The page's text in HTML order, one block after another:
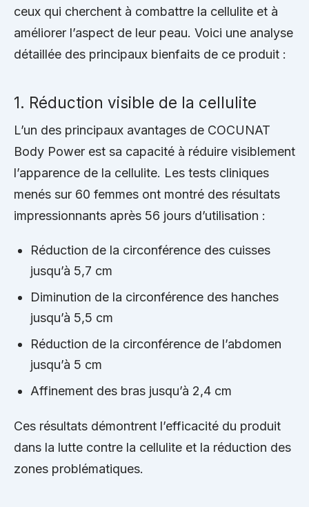
ceux qui cherchent à combattre la cellulite et à
améliorer l’aspect de leur peau. Voici une analyse
détaillée des principaux bienfaits de ce produit :
1. Réduction visible de la cellulite
L’un des principaux avantages de COCUNAT
Body Power est sa capacité à réduire visiblement
l’apparence de la cellulite. Les tests cliniques
menés sur 60 femmes ont montré des résultats
impressionnants après 56 jours d’utilisation :
Réduction de la circonférence des cuisses
jusqu’à 5,7 cm
Diminution de la circonférence des hanches
jusqu’à 5,5 cm
Réduction de la circonférence de l’abdomen
jusqu’à 5 cm
Affinement des bras jusqu’à 2,4 cm
Ces résultats démontrent l’efficacité du produit
dans la lutte contre la cellulite et la réduction des
zones problématiques.